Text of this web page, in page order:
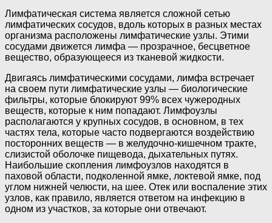
Лимфатическая система является сложной сетью
лимфатических сосудов, вдоль которых в разных местах
организма расположены лимфатические узлы. Этими
сосудами движется лимфа — прозрачное, бесцветное
вещество, образующееся из тканевой жидкости.
Двигаясь лимфатическими сосудами, лимфа встречает
на своем пути лимфатические узлы — биологические
фильтры, которые блокируют 99% всех чужеродных
веществ, которые к ним попадают. Лимфоузлы
располагаются у крупных сосудов, в основном, в тех
частях тела, которые часто подвергаются воздействию
посторонних веществ — в желудочно-кишечном тракте,
слизистой оболочке пищевода, дыхательных путях.
Наибольшие скопления лимфоузлов находятся в
паховой области, подколенной ямке, локтевой ямке, под
углом нижней челюсти, на шее. Отек или воспаление этих
узлов, как правило, является ответом на инфекцию в
одном из участков, за которые они отвечают.